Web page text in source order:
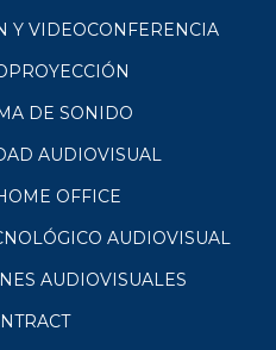
Y VIDEOCONFERENCIA
DE SONIDO
AUDIOVISUAL
OFFICE
AUDIOVISUAL
AUDIOVISUALES